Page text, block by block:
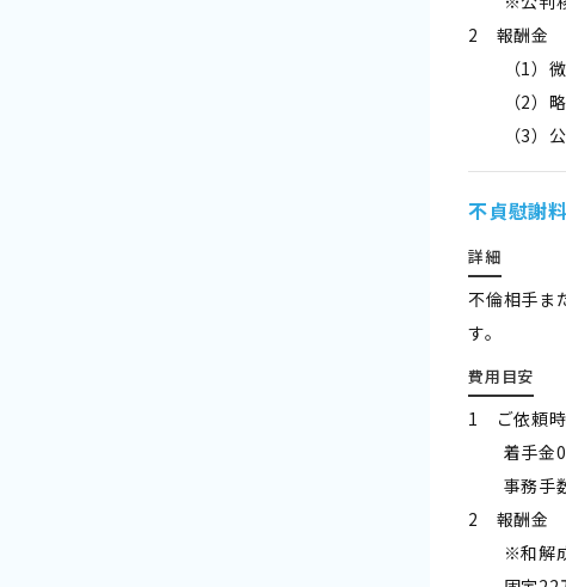
2 報酬金
（1）微
（2）略
（3）公
不貞慰謝
詳細
不倫相手ま
す。
費用目安
1 ご依頼時
着手金0
事務手数
2 報酬金
※和解成